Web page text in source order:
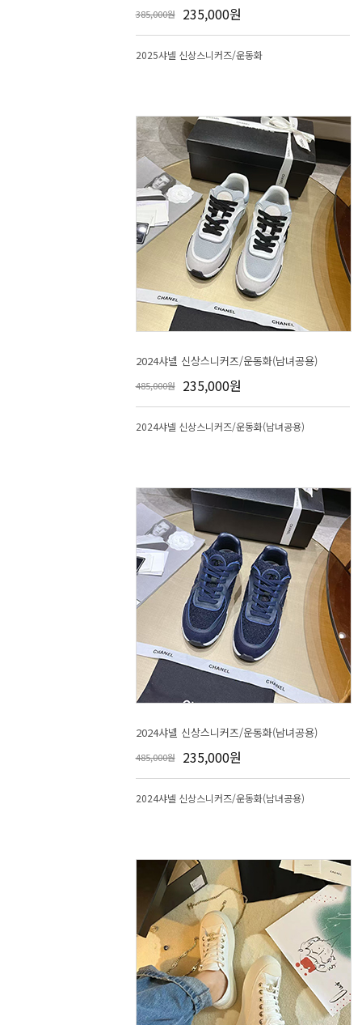
385,000원 235,000원
2025샤넬 신상스니커즈/운동화
2024샤넬 신상스니커즈/운동화(남녀공용)
485,000원 235,000원
2024샤넬 신상스니커즈/운동화(남녀공용)
2024샤넬 신상스니커즈/운동화(남녀공용)
485,000원 235,000원
2024샤넬 신상스니커즈/운동화(남녀공용)